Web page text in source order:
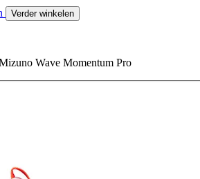
Verder winkelen
Wave Momentum Pro